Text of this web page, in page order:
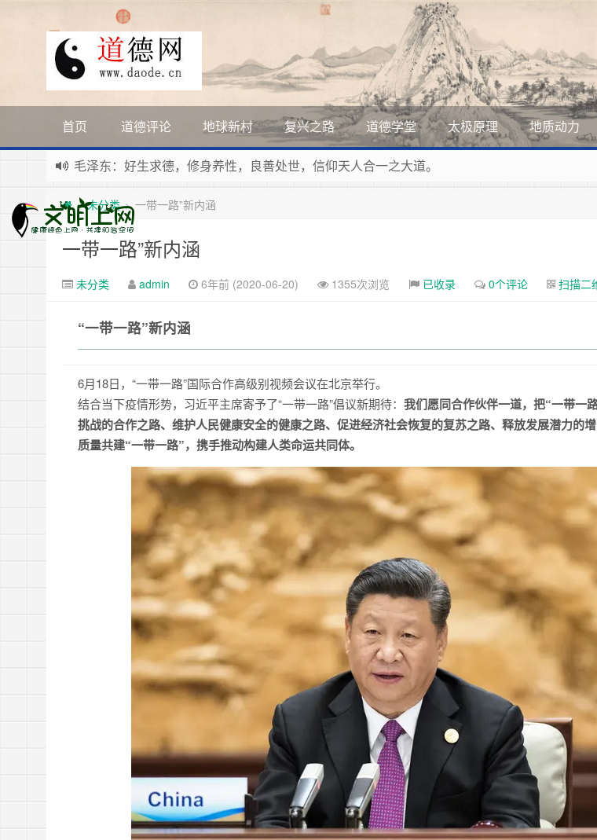
首页 道德评论 地球新村 复兴之路 道德学堂 太极原理 地质动力
毛泽东：好生求德，修身养性，良善处世，信仰天人合一之大道。
习近平：引导人们向往和追求讲道德、尊道德、守道德的生活，让13亿人的每一分子都成为
寰宇繁星如瀚彩，人生亘古一凡尘。禅境天籁聆妙曲，匠心斫琴弦自鸣。
> 未分类 > 一带一路”新内涵
一带一路”新内涵
未分类 admin 6年前 (2020-06-20) 1355次浏览 已收录 0个评论 扫描二
“一带一路”新内涵
6月18日，“一带一路”国际合作高级别视频会议在北京举行。
结合当下疫情形势，习近平主席寄予了“一带一路”倡议新期待： 我们愿同合作伙伴一道，把“一带一
挑战的合作之路、维护人民健康安全的健康之路、促进经济社会恢复的复苏之路、释放发展潜力的
质量共建“一带一路”，携手推动构建人类命运共同体。